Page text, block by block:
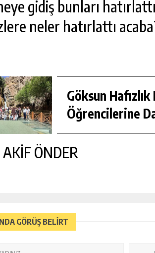
gidiş bunları
neler hatırlattı
Göksun Hafızlık
Öğrencilerine
ÖNDER
GÖRÜŞ BELİRT